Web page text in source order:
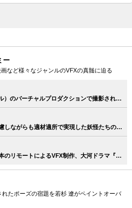
ー
など様々なジャンルのVFXの真髄に迫る
インカメラVFX（LEDウォール）のバーチャルプロダクションで撮影された意欲作、Vaundy『泣き地蔵』MV
リモートワークへの対応に苦慮しながらも適材適所で実現した妖怪たちのVFX、映画『妖怪大戦争 ガーディアンズ』
コロナ禍で実現したパリと日本のリモートによるVFX制作、大河ドラマ『青天を衝け』
れたポーズの宿題を若杉 遼がペイントオーバ